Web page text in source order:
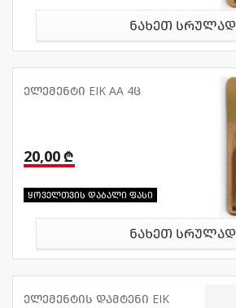
ნახეთ სრულად
ელემენტი EIK AA 4ც
20,00 ₾
ყოველთვის დაბალი ფასი
ნახეთ სრულად
ელემენტის დამტენი EIK